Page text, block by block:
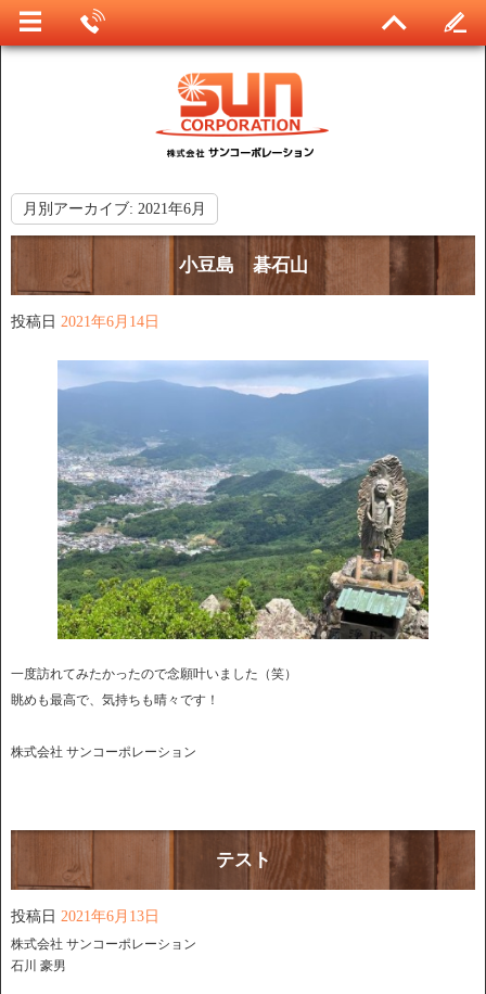
月別アーカイブ: 2021年6月
小豆島 碁石山
投稿日 2021年6月14日
一度訪れてみたかったので念願叶いました（笑）
眺めも最高で、気持ちも晴々です！
株式会社 サンコーポレーション
テスト
投稿日 2021年6月13日
株式会社 サンコーポレーション
石川 豪男